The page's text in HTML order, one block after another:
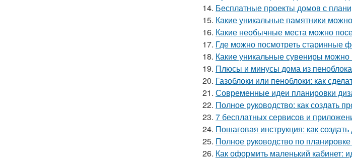
14. Бесплатные проекты домов с
15. Какие уникальные памятники
16. Какие необычные места можно
17. Где можно посмотреть старинные
18. Какие уникальные сувениры
19. Плюсы и минусы дома из
20. Газоблоки или пеноблоки: как
21. Современные идеи планировки
22. Полное руководство: как создать
23. 7 бесплатных сервисов и
24. Пошаговая инструкция: как
25. Полное руководство по
26. Как оформить маленький кабинет: